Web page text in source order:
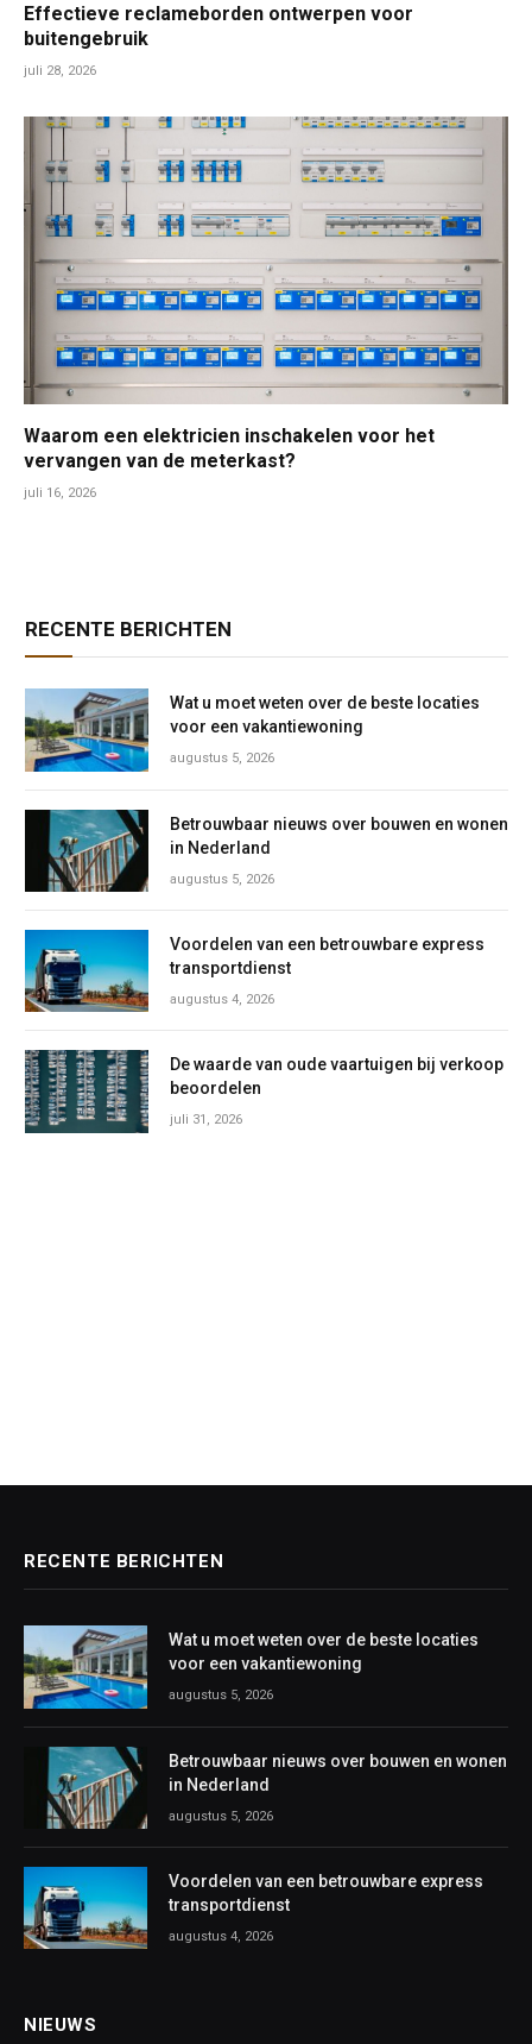
Effectieve reclameborden ontwerpen voor
buitengebruik
juli 28, 2026
Waarom een elektricien inschakelen voor het
vervangen van de meterkast?
juli 16, 2026
RECENTE BERICHTEN
Wat u moet weten over de beste locaties
voor een vakantiewoning
augustus 5, 2026
Betrouwbaar nieuws over bouwen en wonen
in Nederland
augustus 5, 2026
Voordelen van een betrouwbare express
transportdienst
augustus 4, 2026
De waarde van oude vaartuigen bij verkoop
beoordelen
juli 31, 2026
RECENTE BERICHTEN
Wat u moet weten over de beste locaties
voor een vakantiewoning
augustus 5, 2026
Betrouwbaar nieuws over bouwen en wonen
in Nederland
augustus 5, 2026
Voordelen van een betrouwbare express
transportdienst
augustus 4, 2026
NIEUWS